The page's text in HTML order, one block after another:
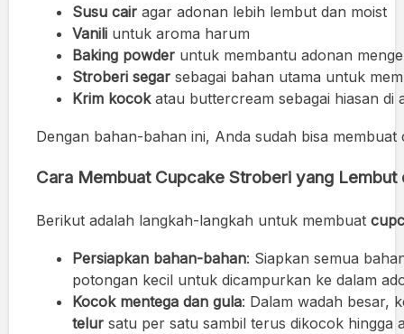
Susu cair agar adonan lebih lembut dan moist
Vanili untuk aroma harum
Baking powder untuk membantu adonan
Stroberi segar sebagai bahan utama untuk
Krim kocokatau buttercream sebagai hiasan di
Dengan bahan-bahan ini, Anda sudah bisa
Cara Membuat Cupcake Stroberi yang Lembut
Berikut adalah langkah-langkah untuk membuat
Persiapkan bahan-bahan: Siapkan semua
potongan kecil untuk dicampurkan ke dalam
Kocok mentega dan gula: Dalam wadah besar,
telur satu per satu sambil terus dikocok hingga